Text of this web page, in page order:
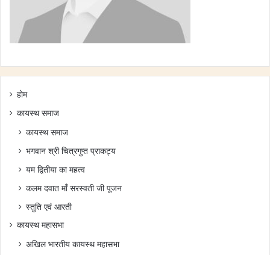
होम
कायस्थ समाज
कायस्थ समाज
भगवान श्री चित्रगुप्त प्राकट्य
यम द्वितीया का महत्व
कलम दवात माँ सरस्वती जी पूजन
स्तुति एवं आरती
कायस्थ महासभा
अखिल भारतीय कायस्थ महासभा